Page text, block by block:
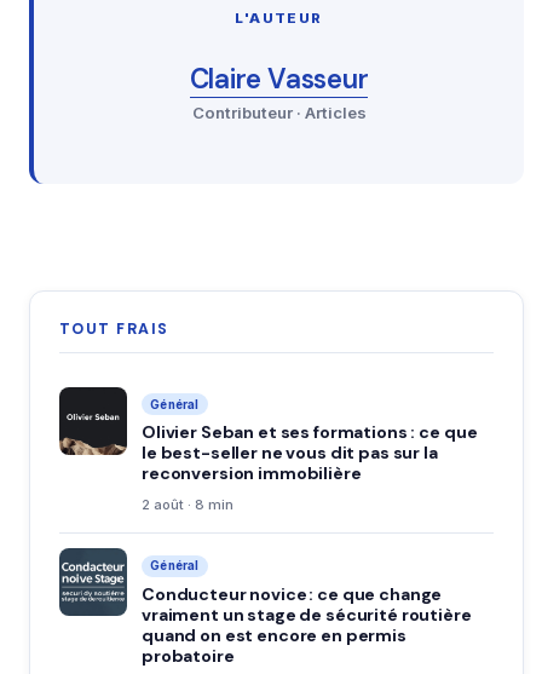
L'AUTEUR
Claire Vasseur
Contributeur · Articles
TOUT FRAIS
Général
Olivier Seban et ses formations : ce que
le best-seller ne vous dit pas sur la
reconversion immobilière
2 août · 8 min
Général
Conducteur novice : ce que change
vraiment un stage de sécurité routière
quand on est encore en permis
probatoire